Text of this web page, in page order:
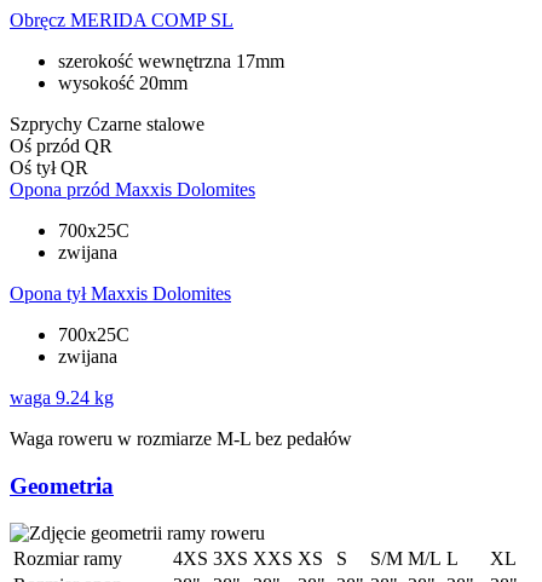
Obręcz MERIDA COMP SL
szerokość wewnętrzna 17mm
wysokość 20mm
Szprychy Czarne stalowe
Oś przód QR
Oś tył QR
Opona przód Maxxis Dolomites
700x25C
zwijana
Opona tył Maxxis Dolomites
700x25C
zwijana
waga 9.24 kg
Waga roweru w rozmiarze M-L bez pedałów
Geometria
Rozmiar ramy 4XS 3XS XXS XS S S/M M/L L
XL